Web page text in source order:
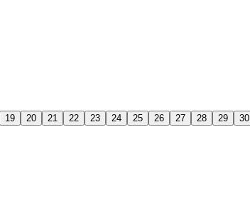
19 20 21 22 23 24 25 26 27 28 29 30